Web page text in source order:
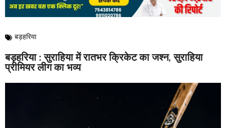
बड़हरिया
बड़हरिया : सुराहिया में रातभर क्रिकेट का जश्न, सुराहिया
प्रीमियर लीग का भव्य